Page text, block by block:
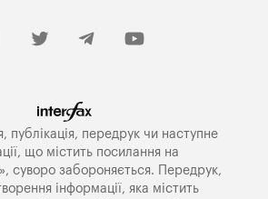
публiкацiя, передрук чи наступне
що мiстить посилання на
суворо забороняється. Передрук,
інформації, яка містить